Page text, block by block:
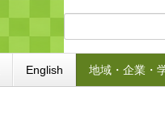
English 地域・企業・